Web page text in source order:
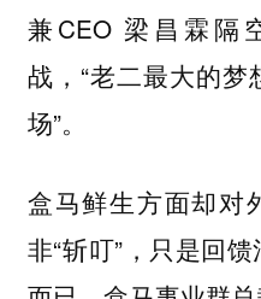
兼CEO 梁昌霖隔
战，“老二最大的
场”。
盒马鲜生方面却对
非“斩叮”，只是回